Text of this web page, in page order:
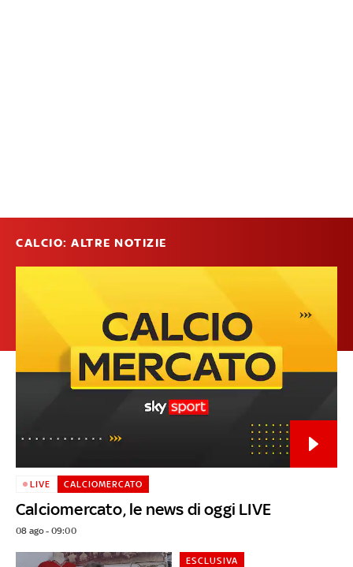
CALCIO: ALTRE NOTIZIE
Calciomercato, le news di oggi LIVE
LIVE CALCIOMERCATO
08 ago - 09:00
ESCLUSIVA